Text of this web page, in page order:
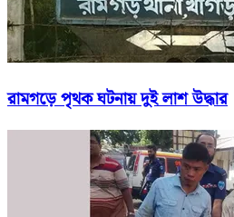
রামগড়ে পৃথক ঘটনায় দুই লাশ উদ্ধার